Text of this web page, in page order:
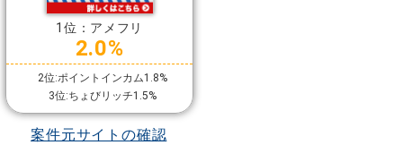
1位：アメフリ
2.0%
2位:ポイントインカム1.8%
3位:ちょびリッチ1.5%
案件元サイトの確認